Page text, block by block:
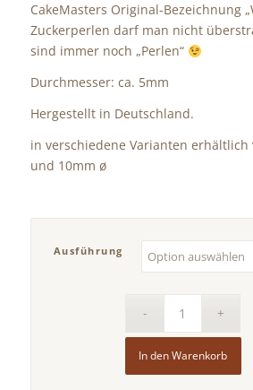
CakeMasters Original-Bezeichnung
Zuckerperlen darf man nicht
sind immer noch „Perlen“
Durchmesser: ca. 5mm
Hergestellt in Deutschland.
in verschiedene Varianten erhältlich
und 10mm ø
Ausführung
In den Warenkorb